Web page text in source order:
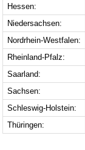
Hessen:
Niedersachsen:
Nordrhein-Westfalen:
Rheinland-Pfalz:
Saarland:
Sachsen:
Schleswig-Holstein:
Thüringen: